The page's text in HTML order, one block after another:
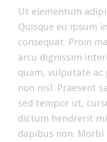
Ut elementum
Quisque eu ipsum
consequat. Proin
arcu dignissim
quam, vulputate
non nisl. Praesent
sed tempor ut,
dictum hendrerit
dapibus non.